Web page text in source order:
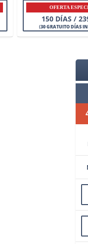
OFERTA
150 DÍAS /
(30 GRATUITO DÍAS